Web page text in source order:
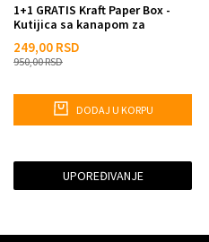
1+1 GRATIS Kraft Paper Box -
Kutijica sa kanapom za
249,00 RSD
950,00RSD
DODAJ U KORPU
UPOREĐIVANJE